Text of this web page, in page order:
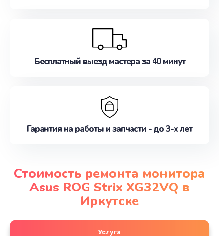
Бесплатный выезд мастера за 40 минут
Гарантия на работы и запчасти - до 3-х лет
Стоимость ремонта монитора
Asus ROG Strix XG32VQ в
Иркутске
Услуга